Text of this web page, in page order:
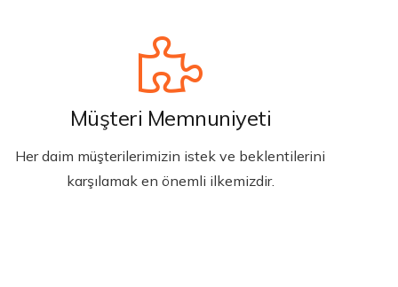
Müşteri Memnuniyeti
Her daim müşterilerimizin istek ve beklentilerini
karşılamak en önemli ilkemizdir.